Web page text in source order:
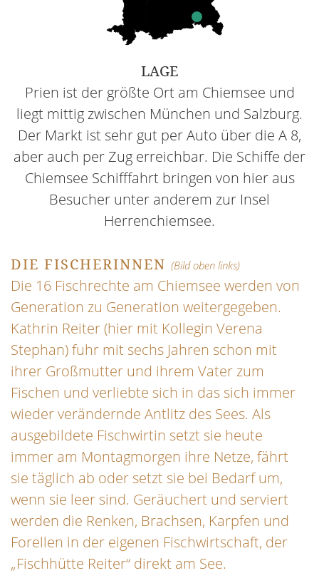
LAGE
Prien ist der größte Ort am Chiemsee und
liegt mittig zwischen München und Salzburg.
Der Markt ist sehr gut per Auto über die A 8,
aber auch per Zug erreichbar. Die Schiffe der
Chiemsee Schifffahrt bringen von hier aus
Besucher unter anderem zur Insel
Herrenchiemsee.
DIE FISCHERINNEN (Bild oben links)
Die 16 Fischrechte am Chiemsee werden von
Generation zu Generation weitergegeben.
Kathrin Reiter (hier mit Kollegin Verena
Stephan) fuhr mit sechs Jahren schon mit
ihrer Großmutter und ihrem Vater zum
Fischen und verliebte sich in das sich immer
wieder verändernde Antlitz des Sees. Als
ausgebildete Fischwirtin setzt sie heute
immer am Montagmorgen ihre Netze, fährt
sie täglich ab oder setzt sie bei Bedarf um,
wenn sie leer sind. Geräuchert und serviert
werden die Renken, Brachsen, Karpfen und
Forellen in der eigenen Fischwirtschaft, der
„Fischhütte Reiter“ direkt am See.